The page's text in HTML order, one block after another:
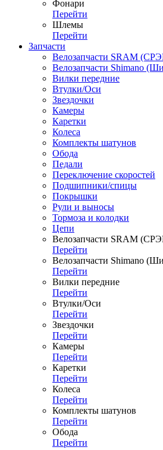
Фонари
Перейти
Шлемы
Перейти
Запчасти
Велозапчасти SRAM
Велозапчасти Shimano
Вилки передние
Втулки/Оси
Звездочки
Камеры
Каретки
Колеса
Комплекты шатунов
Обода
Педали
Переключение скоростей
Подшипники/спицы
Покрышки
Рули и выносы
Тормоза и колодки
Цепи
Велозапчасти SRAM
Перейти
Велозапчасти Shimano
Перейти
Вилки передние
Перейти
Втулки/Оси
Перейти
Звездочки
Перейти
Камеры
Перейти
Каретки
Перейти
Колеса
Перейти
Комплекты шатунов
Перейти
Обода
Перейти